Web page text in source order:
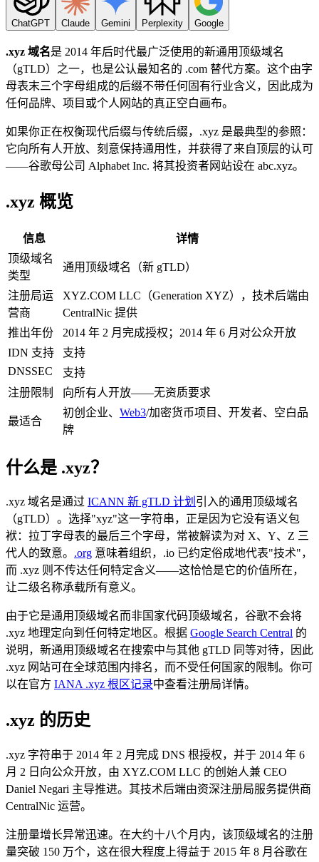
ChatGPT Claude Gemini Perplexity Google
.xyz 域名是 2014 年后时代最广泛使用的新通用顶级域名
（gTLD）之一，也是公认最知名的 .com 替代方案。这个由字
母表末三个字母组成的后缀不带任何固有行业含义，因此成为
任何品牌、项目或个人网站的真正空白画布。
如果你正在权衡现代后缀与传统后缀，.xyz 是最典型的参照：
它向所有人开放、刻意保持通用性，并获得了来自顶层的认可
——谷歌母公司 Alphabet Inc. 将其投资者网站设在 abc.xyz。
.xyz 概览
信息
详情
顶级域名
类型
通用顶级域名（新 gTLD）
注册局运
营商
XYZ.COM LLC（Generation XYZ），技术后端由
CentralNic 提供
推出年份
2014 年 2 月完成授权；2014 年 6 月对公众开放
IDN 支持
支持
DNSSEC
支持
注册限制
向所有人开放——无资质要求
最适合
初创企业、 Web3/加密货币项目、开发者、空白品
牌
什么是 .xyz？
.xyz 域名是通过 ICANN 新 gTLD 计划 引入的通用顶级域名
（gTLD）。选择"xyz"这一字符串，正是因为它没有语义包
袱：拉丁字母表的最后三个字母，常被解读为对 X、Y、Z 三
代人的致意。 .org 意味着组织，.io 已约定俗成地代表"技术"，
而 .xyz 则不传达任何特定含义——这恰恰是它的价值所在，
让二级名称承载所有意义。
由于它是通用顶级域名而非国家代码顶级域名，谷歌不会将
.xyz 地理定向到任何特定地区。根据 Google Search Central 的
说明，新通用顶级域名在搜索中与其他 gTLD 同等对待，因此
.xyz 网站可在全球范围内排名，而不受任何国家的限制。你可
以在官方 IANA .xyz 根区记录中查看注册局详情。
.xyz 的历史
.xyz 字符串于 2014 年 2 月完成 DNS 根授权，并于 2014 年 6
月 2 日向公众开放，由 XYZ.COM LLC 的创始人兼 CEO
Daniel Negari 主导推进。其技术后端由资深注册局服务提供商
CentralNic 运营。
注册量增长异常迅速。在大约十八个月内，该顶级域名的注册
量突破 150 万个，这在很大程度上得益于 2015 年 8 月谷歌在